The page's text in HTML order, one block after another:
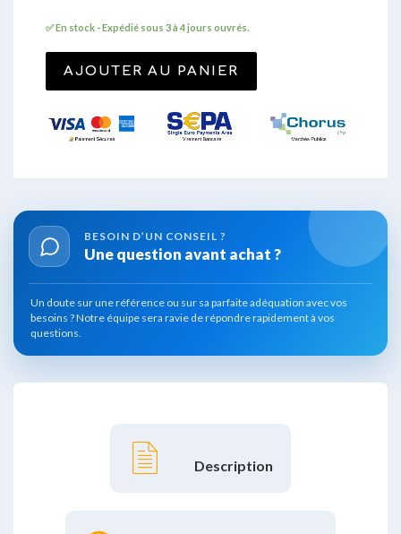
✅ En stock - Expédié sous 3 à 4 jours ouvrés.
AJOUTER AU PANIER
BESOIN D’UN CONSEIL ?
Une question avant achat ?
Un doute sur une référence ou sur sa parfaite adéquation avec vos
besoins ?Notre équipe sera ravie de répondre rapidement à vos
questions.
Description